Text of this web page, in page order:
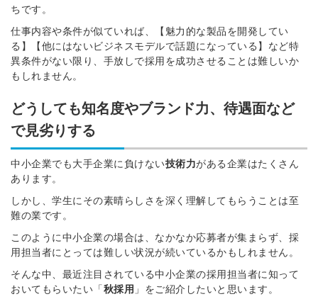
ちです。
仕事内容や条件が似ていれば、【魅力的な製品を開発してい
る】【他にはないビジネスモデルで話題になっている】など特
異条件がない限り、手放しで採用を成功させることは難しいか
もしれません。
どうしても知名度やブランド力、待遇面など
で見劣りする
中小企業でも大手企業に負けない技術力がある企業はたくさん
あります。
しかし、学生にその素晴らしさを深く理解してもらうことは至
難の業です。
このように中小企業の場合は、なかなか応募者が集まらず、採
用担当者にとっては難しい状況が続いているかもしれません。
そんな中、最近注目されている中小企業の採用担当者に知って
おいてもらいたい「秋採用 」をご紹介したいと思います。